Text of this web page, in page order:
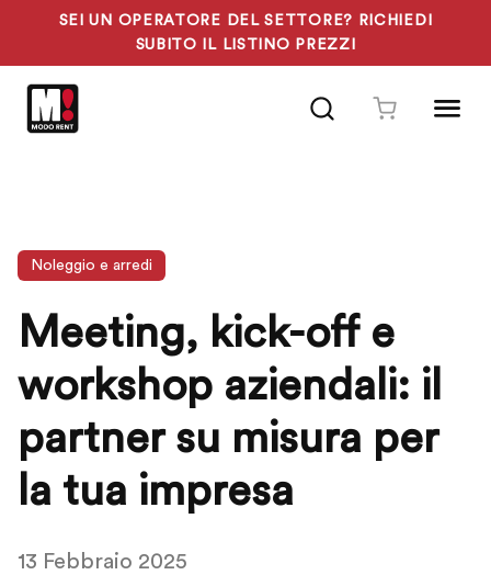
SEI UN OPERATORE DEL SETTORE? RICHIEDI
SUBITO IL LISTINO PREZZI
contenuto
Noleggio e arredi
Meeting, kick-off e
workshop aziendali: il
partner su misura per
la tua impresa
13 Febbraio 2025